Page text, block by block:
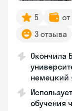
5
3 отзыва
Окончила
немецкий
обучения